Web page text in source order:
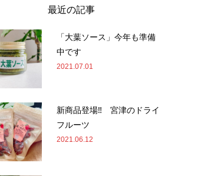
最近の記事
「大葉ソース」今年も準備
中です
2021.07.01
新商品登場‼ 宮津のドライ
フルーツ
2021.06.12